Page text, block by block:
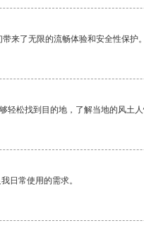
来了无限的流畅体验和安全性保护
轻松找到目的地，了解当地的风土
日常使用的需求。